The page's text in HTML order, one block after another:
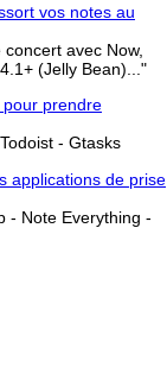
vos notes au
avec Now,
(Jelly Bean)..."
pour prendre
- Gtasks
applications de prise
- Note Everything -